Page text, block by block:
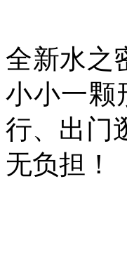
全新水之
小小一颗
行、出门
无负担！